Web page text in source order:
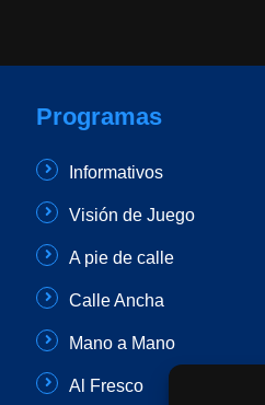
Programas
Informativos
Visión de Juego
A pie de calle
Calle Ancha
Mano a Mano
Al Fresco